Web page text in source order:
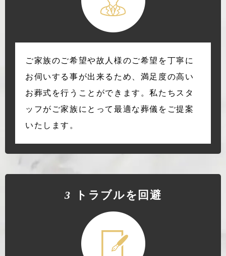
ご家族のご希望や故人様のご希望を丁寧に
お伺いする事が出来るため、満足度の高い
お葬式を行うことができます。私たちスタ
ッフがご家族にとって最適な葬儀をご提案
いたします。
3 トラブルを回避